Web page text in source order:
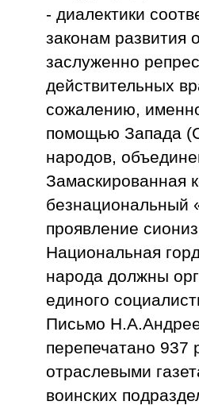
- диалектики
законам развития
заслуженно
действительных
сожалению,
помощью Запада
народов,
Замаскированная
безнациональный
проявление
Национальная
народа должны
единого
Письмо
перепечатано 937
отраслевыми
воинских